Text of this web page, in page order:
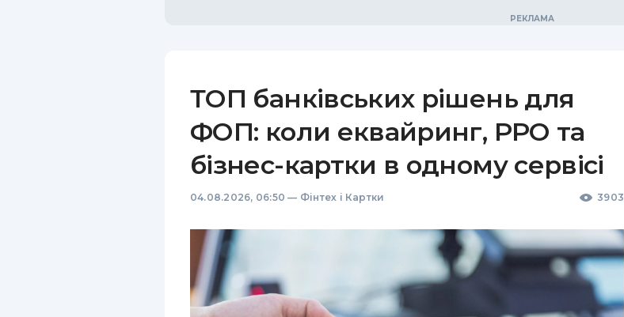
ТОП банківських рішень для
ФОП: коли еквайринг, РРО та
бізнес-картки в одному сервісі
04.08.2026, 06:50 — Фінтех і Картки 3903